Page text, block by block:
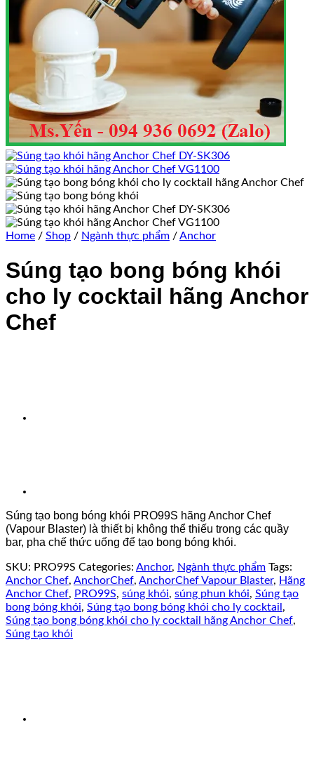
Home / Shop / Ngành thực phẩm /Anchor
Súng tạo bong bóng khói
cho ly cocktail hãng Anchor
Chef
Súng tạo bong bóng khói PRO99S hãng Anchor Chef
(Vapour Blaster) là thiết bị không thể thiếu trong các quầy
bar, pha chế thức uống để tạo bong bóng khói.
SKU: PRO99S Categories: Anchor, Ngành thực phẩm Tags:
Anchor Chef, AnchorChef, AnchorChef Vapour Blaster, Hãng
Anchor Chef, PRO99S, súng khói, súng phun khói, Súng tạo
bong bóng khói, Súng tạo bong bóng khói cho ly cocktail ,
Súng tạo bong bóng khói cho ly cocktail hãng Anchor Chef,
Súng tạo khói